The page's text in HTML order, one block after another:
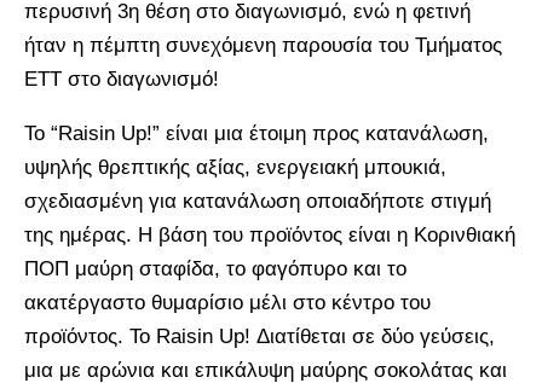
περυσινή 3η θέση στο διαγωνισμό, ενώ η φετινή
ήταν η πέμπτη συνεχόμενη παρουσία του Τμήματος
ΕΤΤ στο διαγωνισμό!
Το “Raisin Up!” είναι μια έτοιμη προς κατανάλωση,
υψηλής θρεπτικής αξίας, ενεργειακή μπουκιά,
σχεδιασμένη για κατανάλωση οποιαδήποτε στιγμή
της ημέρας. Η βάση του προϊόντος είναι η Κορινθιακή
ΠΟΠ μαύρη σταφίδα, το φαγόπυρο και το
ακατέργαστο θυμαρίσιο μέλι στο κέντρο του
προϊόντος. Το Raisin Up! Διατίθεται σε δύο γεύσεις,
μια με αρώνια και επικάλυψη μαύρης σοκολάτας και